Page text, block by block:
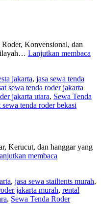
Konvensional, dan
Lanjutkan membaca
jakarta, jasa sewa tenda
sewa tenda roder jakarta
jakarta utara, Sewa Tenda
sewa tenda roder bekasi
Kerucut, dan hanggar yang
membaca
SEWA
TENDA
RODER,
, jasa sewa stailtents murah,
jakarta murah, rental
, Sewa Tenda Roder